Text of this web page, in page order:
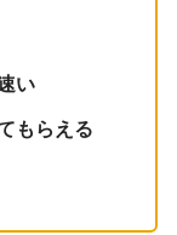
い
もらえる